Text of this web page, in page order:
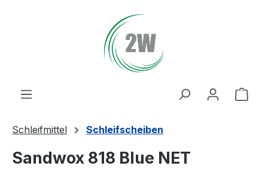
Schleifmittel Schleifscheiben
Sandwox 818 Blue NET